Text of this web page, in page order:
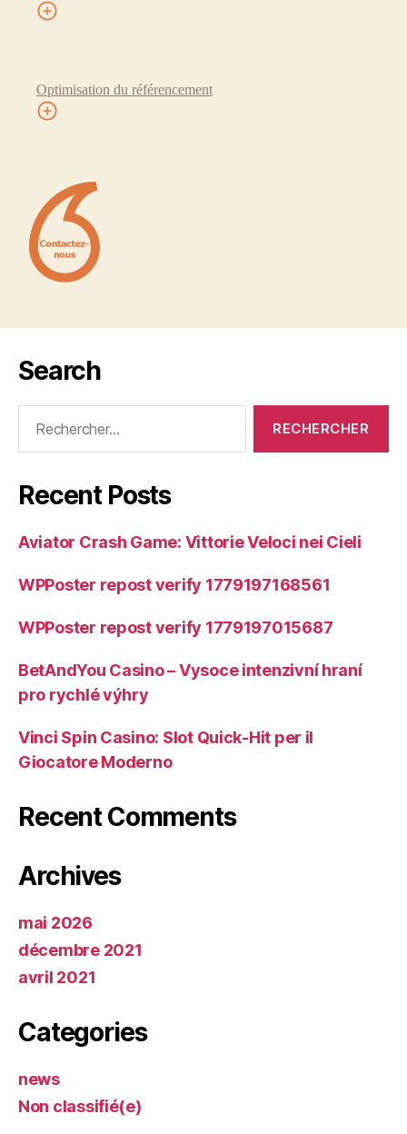
Optimisation du référencement
Search
Recent Posts
Aviator Crash Game: Vittorie Veloci nei Cieli
WPPoster repost verify 1779197168561
WPPoster repost verify 1779197015687
BetAndYou Casino – Vysoce intenzivní hraní
pro rychlé výhry
Vinci Spin Casino: Slot Quick‑Hit per il
Giocatore Moderno
Recent Comments
Archives
mai 2026
décembre 2021
avril 2021
Categories
news
Non classifié(e)